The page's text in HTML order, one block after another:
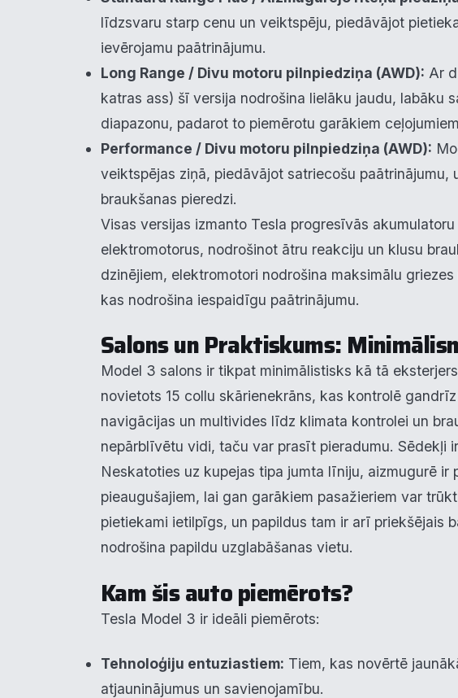
līdzsvaru starp cenu un veiktspēju, piedāvājot
ievērojamu paātrinājumu.
Long Range / Divu motoru pilnpiedziņa (AWD): Ar
katras ass) šī versija nodrošina lielāku jaudu, labāku
diapazonu, padarot to piemērotu garākiem
Performance / Divu motoru pilnpiedziņa (AWD):
veiktspējas ziņā, piedāvājot satriecošu paātrinājumu,
braukšanas pieredzi.
Visas versijas izmanto Tesla progresīvās
elektromotorus, nodrošinot ātru reakciju un klusu
dzinējiem, elektromotori nodrošina maksimālu
kas nodrošina iespaidīgu paātrinājumu.
Salons un Praktiskums:
Model 3 salons ir tikpat minimālistisks kā tā
novietots 15 collu skārienekrāns, kas kontrolē
navigācijas un multivides līdz klimata kontrolei un
nepārblīvētu vidi, taču var prasīt pieradumu. Sēdekļi
Neskatoties uz kupejas tipa jumta līniju, aizmugurē ir
pieaugušajiem, lai gan garākiem pasažieriem var
pietiekami ietilpīgs, un papildus tam ir arī priekšējais
nodrošina papildu uzglabāšanas vietu.
Kam šis auto piemērots?
Tesla Model 3 ir ideāli piemērots:
Tehnoloģiju entuziastiem: Tiem, kas novērtē
atjauninājumus un savienojamību.
Piekrišanas
informāciju par visām
▶ Nepieciešamās
Analītika
Veiktspēja
▶ Reklāma